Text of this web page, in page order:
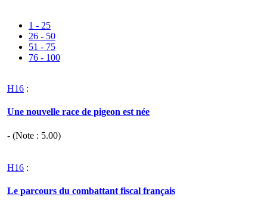
1 - 25
26 - 50
51 - 75
76 - 100
H16 :
Une nouvelle race de pigeon est née
- (Note : 5.00)
H16 :
Le parcours du combattant fiscal français